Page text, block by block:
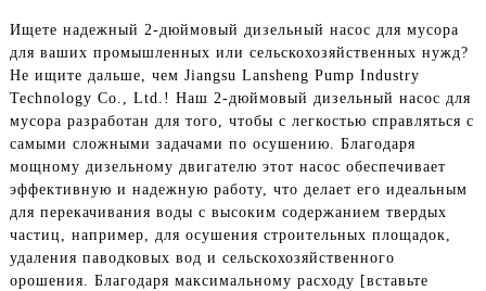
Ищете надежный 2-дюймовый дизельный насос для мусора
для ваших промышленных или сельскохозяйственных нужд?
Не ищите дальше, чем Jiangsu Lansheng Pump Industry
Technology Co., Ltd.! Наш 2-дюймовый дизельный насос для
мусора разработан для того, чтобы с легкостью справляться с
самыми сложными задачами по осушению. Благодаря
мощному дизельному двигателю этот насос обеспечивает
эффективную и надежную работу, что делает его идеальным
для перекачивания воды с высоким содержанием твердых
частиц, например, для осушения строительных площадок,
удаления паводковых вод и сельскохозяйственного
орошения. Благодаря максимальному расходу [вставьте